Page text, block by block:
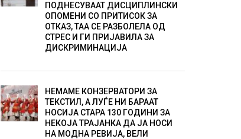
ПОДНЕСУВААТ ДИСЦИПЛИНСКИ
ОПОМЕНИ СО ПРИТИСОК ЗА
ОТКАЗ, ТАА СЕ РАЗБОЛЕЛА ОД
СТРЕС И ГИ ПРИЈАВИЛА ЗА
ДИСКРИМИНАЦИЈА
НЕМАМЕ КОНЗЕРВАТОРИ ЗА
ТЕКСТИЛ, А ЛУЃЕ НИ БАРААТ
НОСИЈА СТАРА 130 ГОДИНИ ЗА
НЕКОЈА ТРАЈАНКА ДА ЈА НОСИ
НА МОДНА РЕВИЈА, ВЕЛИ